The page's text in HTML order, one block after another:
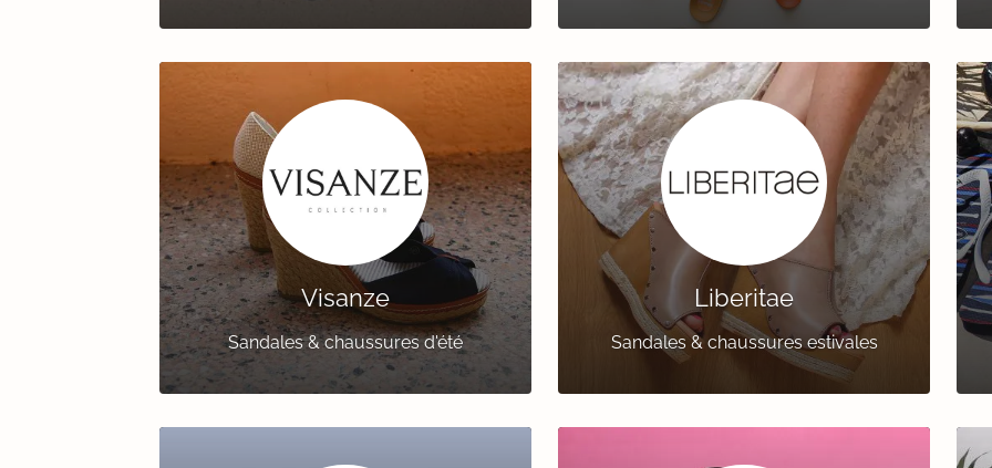
Visanze
Sandales & chaussures d'été
Liberitae
Sandales & chaussures estivales